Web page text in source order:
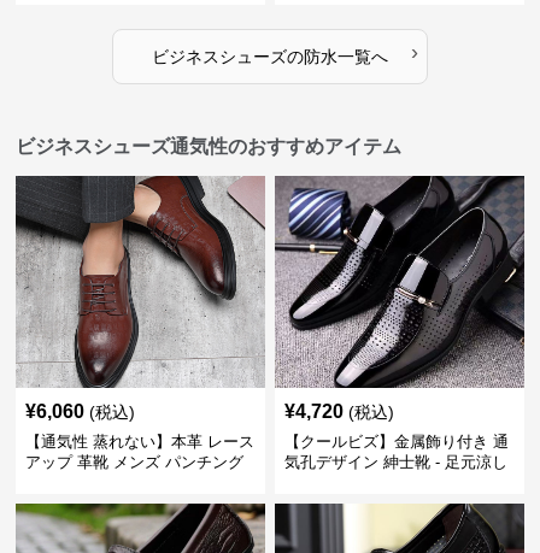
ビジネスシューズの防水一覧へ ›
ビジネスシューズ通気性のおすすめアイテム
¥6,060 (税込)
【通気性 蒸れない】本革 レース
アップ 革靴 メンズ パンチング
い 営業
¥4,720 (税込)
【クールビズ】金属飾り付き 通
気孔デザイン 紳士靴 - 足元涼し